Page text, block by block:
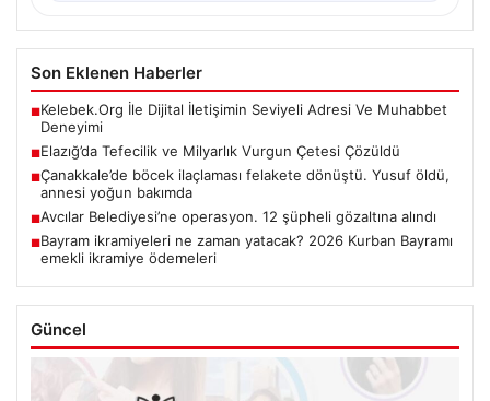
Son Eklenen Haberler
■Kelebek.Org İle Dijital İletişimin Seviyeli Adresi Ve Muhabbet
Deneyimi
■Elazığ’da Tefecilik ve Milyarlık Vurgun Çetesi Çözüldü
■Çanakkale’de böcek ilaçlaması felakete dönüştü. Yusuf öldü,
annesi yoğun bakımda
■Avcılar Belediyesi’ne operasyon. 12 şüpheli gözaltına alındı
■Bayram ikramiyeleri ne zaman yatacak? 2026 Kurban Bayramı
emekli ikramiye ödemeleri
Güncel